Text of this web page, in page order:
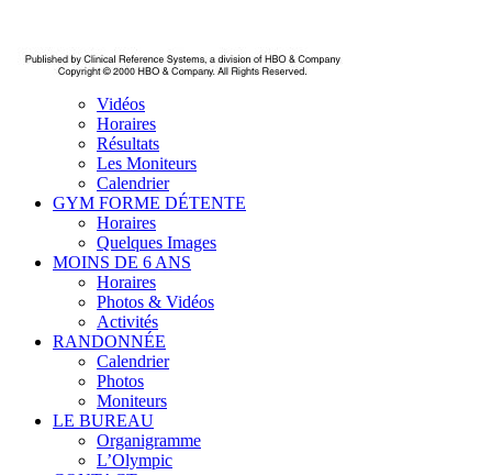
Vidéos
Horaires
Résultats
Les Moniteurs
Calendrier
GYM FORME DÉTENTE
Horaires
Quelques Images
MOINS DE 6 ANS
Horaires
Photos & Vidéos
Activités
RANDONNÉE
Calendrier
Photos
Moniteurs
LE BUREAU
Organigramme
L’Olympic